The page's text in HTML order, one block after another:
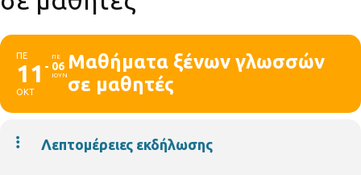
ΠΕ
11
ΟΚΤ
ΠΕ
06
ΙΟΥΝ
Μαθήματα ξένων γλωσσών
σε μαθητές
Λεπτομέρειες εκδήλωσης